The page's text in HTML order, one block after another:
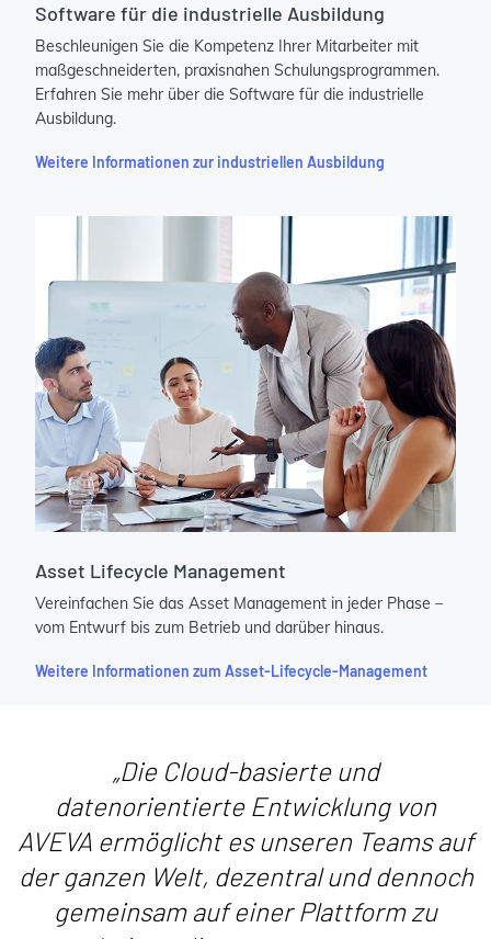
Software für die industrielle Ausbildung
Beschleunigen Sie die Kompetenz Ihrer Mitarbeiter mit
maßgeschneiderten, praxisnahen Schulungsprogrammen.
Erfahren Sie mehr über die Software für die industrielle
Ausbildung.
Weitere Informationen zur industriellen Ausbildung
Asset Lifecycle Management
Vereinfachen Sie das Asset Management in jeder Phase –
vom Entwurf bis zum Betrieb und darüber hinaus.
Weitere Informationen zum Asset-Lifecycle-Management
„Die Cloud-basierte und
datenorientierte Entwicklung von
AVEVA ermöglicht es unseren Teams auf
der ganzen Welt, dezentral und dennoch
gemeinsam auf einer Plattform zu